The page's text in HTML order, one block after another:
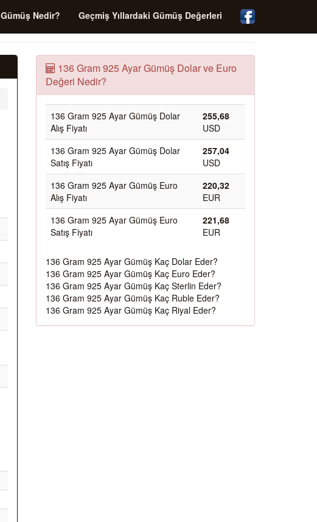
Gümüş Nedir? Geçmiş Yıllardaki Gümüş Değerleri
136 Gram 925 Ayar Gümüş Dolar ve Euro
Değeri Nedir?
136 Gram 925 Ayar Gümüş Dolar
Alış Fiyatı
255,68
USD
136 Gram 925 Ayar Gümüş Dolar
Satış Fiyatı
257,04
USD
136 Gram 925 Ayar Gümüş Euro
Alış Fiyatı
220,32
EUR
136 Gram 925 Ayar Gümüş Euro
Satış Fiyatı
221,68
EUR
136 Gram 925 Ayar Gümüş Kaç Dolar Eder?
136 Gram 925 Ayar Gümüş Kaç Euro Eder?
136 Gram 925 Ayar Gümüş Kaç Sterlin Eder?
136 Gram 925 Ayar Gümüş Kaç Ruble Eder?
136 Gram 925 Ayar Gümüş Kaç Riyal Eder?